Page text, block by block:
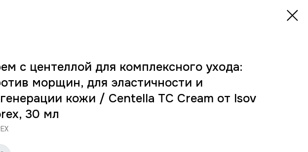
с центеллой для комплексного ухода:
морщин, для эластичности и
кожи / Centella TC Cream от Isov
30 мл